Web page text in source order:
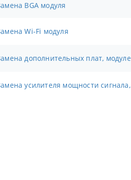
Замена BGA модуля
Замена Wi-Fi модуля
Замена дополнительных плат,
Замена усилителя мощности